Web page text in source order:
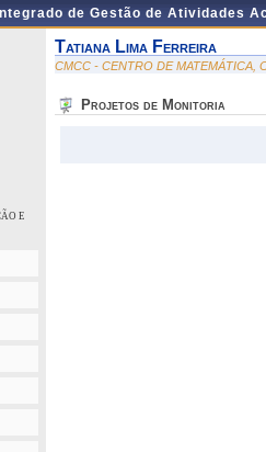
de Gestão de Atividades
E
Tatiana Lima Ferreira
CMCC - CENTRO DE MATEMÁTICA,
Projetos de Monitoria